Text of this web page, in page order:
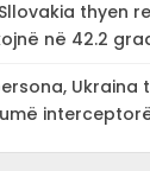
thyen
në 42.2
Ukraina